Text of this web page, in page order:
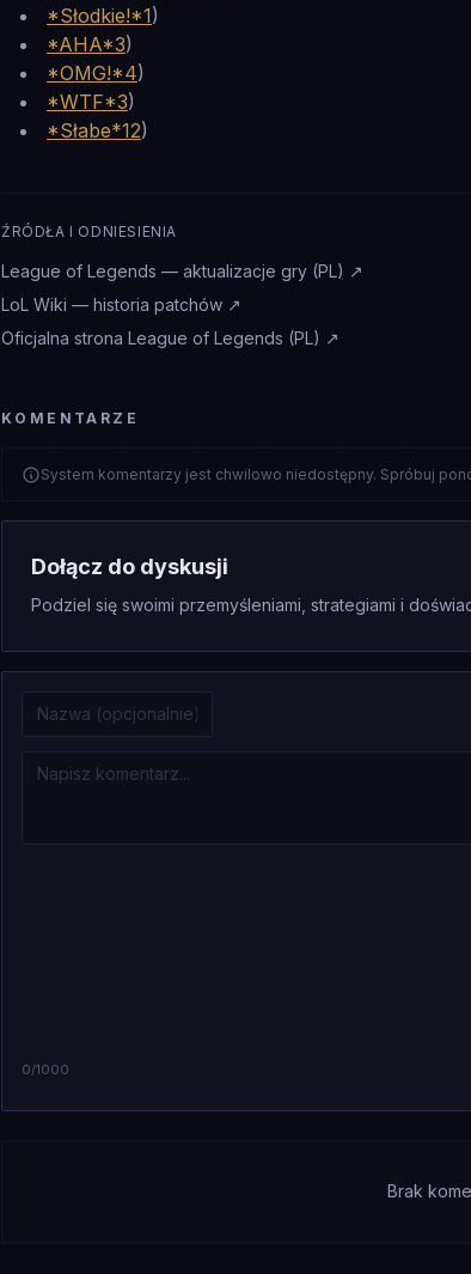
*Słodkie!*1)
*AHA*3)
*OMG!*4)
*WTF*3)
*Słabe*12)
ŹRÓDŁA I ODNIESIENIA
League of Legends — aktualizacje gry (PL) ↗
LoL Wiki — historia patchów ↗
Oficjalna strona League of Legends (PL) ↗
KOMENTARZE
System komentarzy jest chwilowo niedostępny. Spróbuj
Dołącz do dyskusji
Podziel się swoimi przemyśleniami, strategiami i
0/1000
Brak